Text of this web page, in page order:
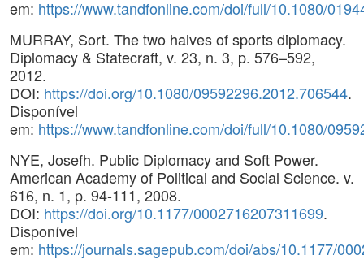
em: https://www.tandfonline.com/doi/full/10.1080/
MURRAY, Sort. The two halves of sports diplomacy.
Diplomacy & Statecraft, v. 23, n. 3, p. 576–592,
2012.
DOI: https://doi.org/10.1080/09592296.2012.706544.
Disponível
em: https://www.tandfonline.com/doi/full/10.1080/
NYE, Josefh. Public Diplomacy and Soft Power.
American Academy of Political and Social Science. v.
616, n. 1, p. 94-111, 2008.
DOI: https://doi.org/10.1177/0002716207311699.
Disponível
em: https://journals.sagepub.com/doi/abs/10.1177/